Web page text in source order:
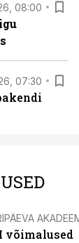
08:00
07:30
võimalused